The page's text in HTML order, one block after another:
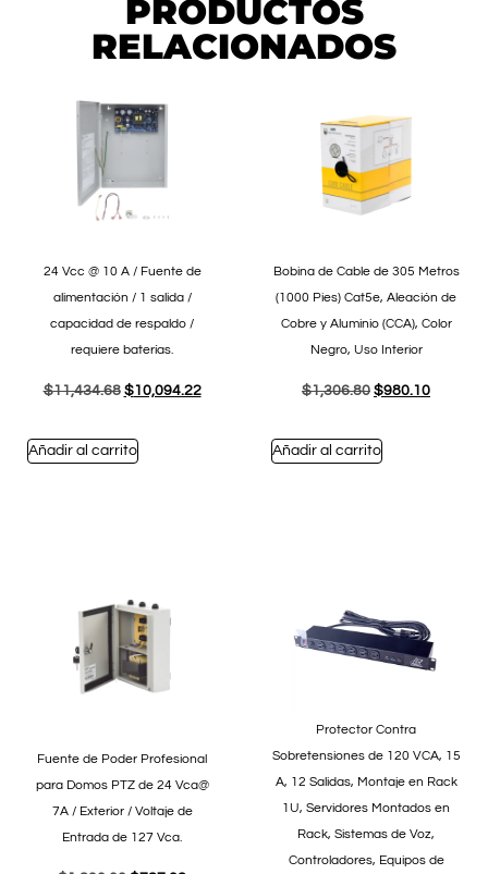
PRODUCTOS
RELACIONADOS
24 Vcc @ 10 A / Fuente de
alimentación / 1 salida /
capacidad de respaldo /
requiere baterías.
$11,434.68 $10,094.22
Añadir al carrito
Bobina de Cable de 305 Metros
(1000 Pies) Cat5e, Aleación de
Cobre y Aluminio (CCA), Color
Negro, Uso Interior
$1,306.80 $980.10
Añadir al carrito
Fuente de Poder Profesional
para Domos PTZ de 24 Vca@
7A / Exterior / Voltaje de
Entrada de 127 Vca.
Protector Contra
Sobretensiones de 120 VCA, 15
A, 12 Salidas, Montaje en Rack
1U, Servidores Montados en
Rack, Sistemas de Voz,
Controladores, Equipos de